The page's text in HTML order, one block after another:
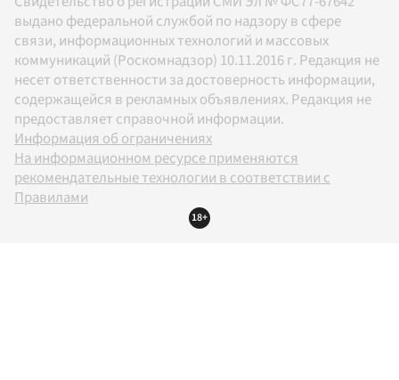
выдано федеральной службой по надзору в сфере
связи, информационных технологий и массовых
коммуникаций (Роскомнадзор) 10.11.2016 г. Редакция не
несет ответственности за достоверность информации,
содержащейся в рекламных объявлениях. Редакция не
предоставляет справочной информации.
Информация об ограничениях
На информационном ресурсе применяются
рекомендательные технологии в соответствии с
Правилами
18+